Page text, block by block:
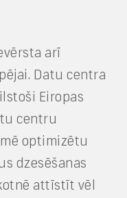
arī
Datu centra
Eiropas
centru
optimizētu
dzesēšanas
attīstīt vēl